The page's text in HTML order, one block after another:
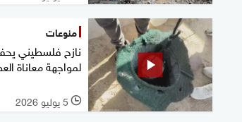
منوعات
نازح فلسطيني
لمواجهة معاناة
l 5 يوليو 2026